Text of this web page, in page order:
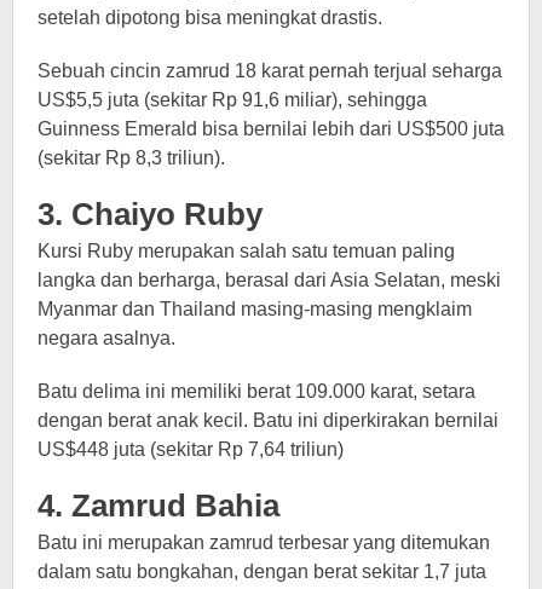
setelah dipotong bisa meningkat drastis.
Sebuah cincin zamrud 18 karat pernah terjual seharga
US$5,5 juta (sekitar Rp 91,6 miliar), sehingga
Guinness Emerald bisa bernilai lebih dari US$500 juta
(sekitar Rp 8,3 triliun).
3. Chaiyo Ruby
Kursi Ruby merupakan salah satu temuan paling
langka dan berharga, berasal dari Asia Selatan, meski
Myanmar dan Thailand masing-masing mengklaim
negara asalnya.
Batu delima ini memiliki berat 109.000 karat, setara
dengan berat anak kecil. Batu ini diperkirakan bernilai
US$448 juta (sekitar Rp 7,64 triliun)
4. Zamrud Bahia
Batu ini merupakan zamrud terbesar yang ditemukan
dalam satu bongkahan, dengan berat sekitar 1,7 juta